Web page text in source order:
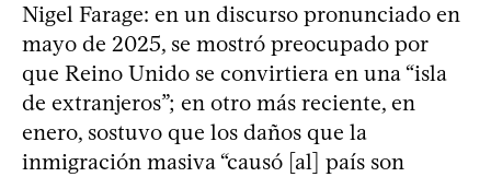
Nigel Farage: en un discurso pronunciado en
mayo de 2025, se mostró preocupado por
que Reino Unido se convirtiera en una “isla
de extranjeros”; en otro más reciente, en
enero, sostuvo que los daños que la
inmigración masiva “causó [al] país son